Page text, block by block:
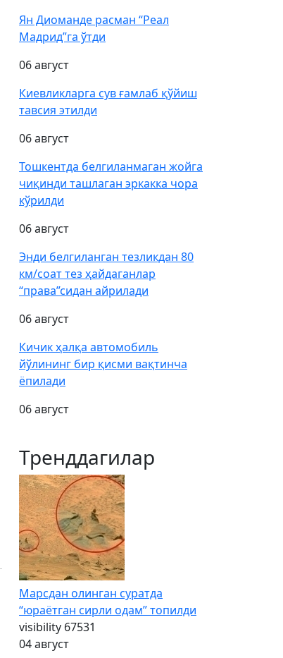
Ян Диоманде расман “Реал
Мадрид”га ўтди
06 август
Киевликларга сув ғамлаб қўйиш
тавсия этилди
06 август
Тошкентда белгиланмаган жойга
чиқинди ташлаган эркакка чора
кўрилди
06 август
Энди белгиланган тезликдан 80
км/соат тез ҳайдаганлар
“права”сидан айрилади
06 август
Кичик ҳалқа автомобиль
йўлининг бир қисми вақтинча
ёпилади
06 август
Тренддагилар
Марсдан олинган суратда
“юраётган сирли одам” топилди
visibility 67531
04 август